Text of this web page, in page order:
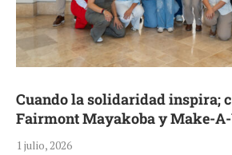
Cuando la solidaridad inspira;
Fairmont Mayakoba y Make-
1 julio, 2026